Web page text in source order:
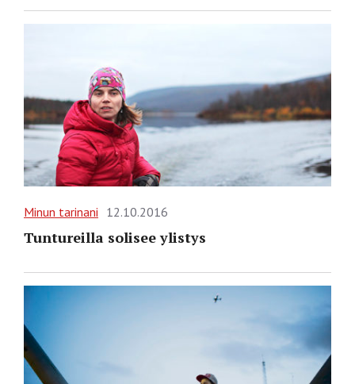
Minun tarinani 12.10.2016
Tuntureilla solisee ylistys